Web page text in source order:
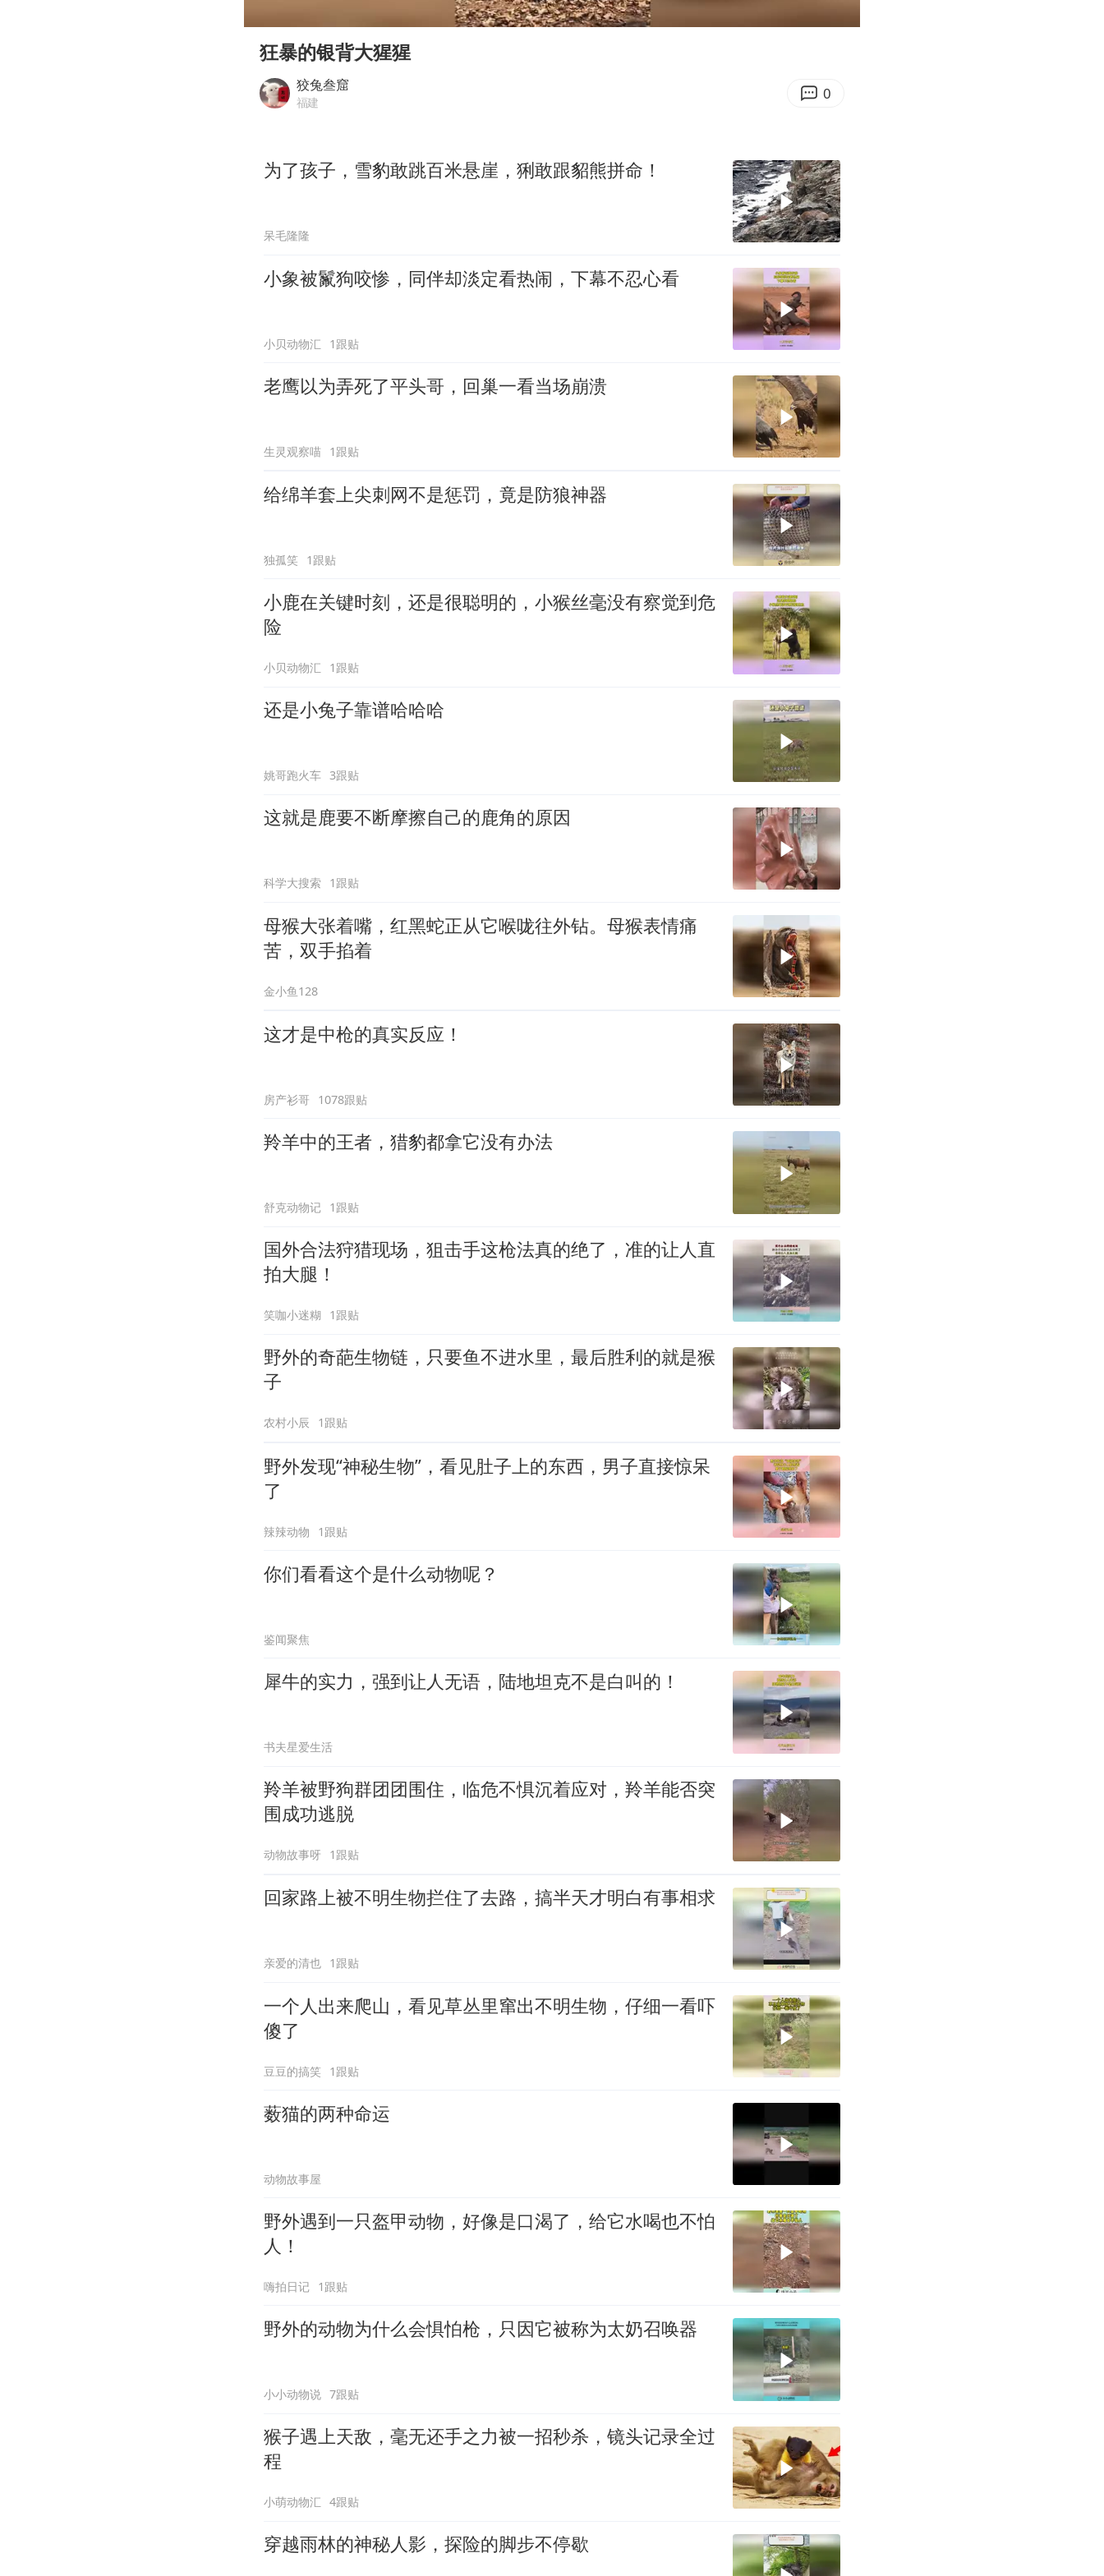
广岛核爆81周年央视播《奥本海默》
河南某医院2.33亿工程串标案细节披露
狂暴的银背大猩猩
狡兔叁窟
福建 0
为了孩子，雪豹敢跳百米悬崖，猁敢跟貂熊拼命！
呆毛隆隆
小象被鬣狗咬惨，同伴却淡定看热闹，下幕不忍心看
小贝动物汇 1跟贴
老鹰以为弄死了平头哥，回巢一看当场崩溃
生灵观察喵 1跟贴
给绵羊套上尖刺网不是惩罚，竟是防狼神器
独孤笑 1跟贴
小鹿在关键时刻，还是很聪明的，小猴丝毫没有察觉到危
险
小贝动物汇 1跟贴
还是小兔子靠谱哈哈哈
姚哥跑火车 3跟贴
这就是鹿要不断摩擦自己的鹿角的原因
科学大搜索 1跟贴
母猴大张着嘴，红黑蛇正从它喉咙往外钻。母猴表情痛
苦，双手掐着
金小鱼128
这才是中枪的真实反应！
房产衫哥 1078跟贴
羚羊中的王者，猎豹都拿它没有办法
舒克动物记 1跟贴
国外合法狩猎现场，狙击手这枪法真的绝了，准的让人直
拍大腿！
笑咖小迷糊 1跟贴
野外的奇葩生物链，只要鱼不进水里，最后胜利的就是猴
子
农村小辰 1跟贴
野外发现“神秘生物”，看见肚子上的东西，男子直接惊呆
了
辣辣动物 1跟贴
你们看看这个是什么动物呢？
鉴闻聚焦
犀牛的实力，强到让人无语，陆地坦克不是白叫的！
书夫星爱生活
羚羊被野狗群团团围住，临危不惧沉着应对，羚羊能否突
围成功逃脱
动物故事呀 1跟贴
回家路上被不明生物拦住了去路，搞半天才明白有事相求
亲爱的清也 1跟贴
一个人出来爬山，看见草丛里窜出不明生物，仔细一看吓
傻了
豆豆的搞笑 1跟贴
薮猫的两种命运
动物故事屋
野外遇到一只盔甲动物，好像是口渴了，给它水喝也不怕
人！
嗨拍日记 1跟贴
野外的动物为什么会惧怕枪，只因它被称为太奶召唤器
小小动物说 7跟贴
猴子遇上天敌，毫无还手之力被一招秒杀，镜头记录全过
程
小萌动物汇 4跟贴
穿越雨林的神秘人影，探险的脚步不停歇